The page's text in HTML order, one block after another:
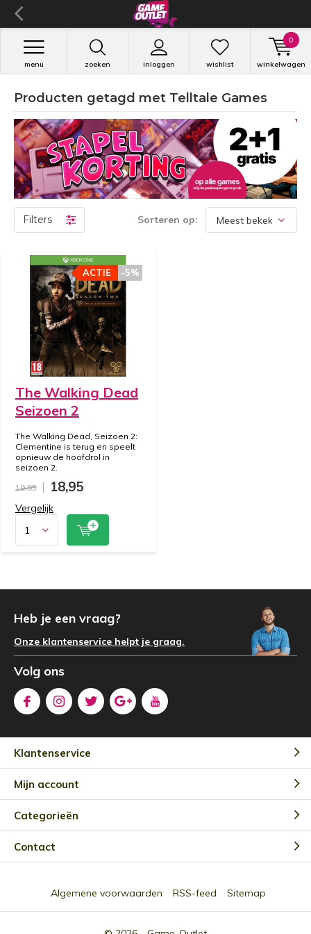
zoeken inloggen
menu wishlist winkelwagen
0
Producten getagd met Telltale Games
Filters Sorteren op:
The Walking Dead
Seizoen 2
The Walking Dead, Seizoen 2:
Clementine is terug en speelt
opnieuw de hoofdrol in
seizoen 2.
19,95
18,95
-5%
ACTIE
Vergelijk
-5%
ACTIE
Heb je een vraag?
Onze klantenservice helpt je graag.
Volg ons
Klantenservice
Mijn account
Categorieën
Contact
Algemene voorwaarden RSS-feed Sitemap